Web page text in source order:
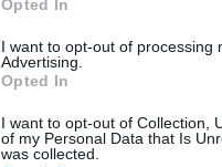
Opted In
I want to opt-out of processing
Advertising.
Opted In
I want to opt-out of Collection,
of my Personal Data that Is
was collected.